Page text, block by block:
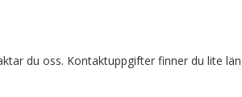
du oss. Kontaktuppgifter finner du lite